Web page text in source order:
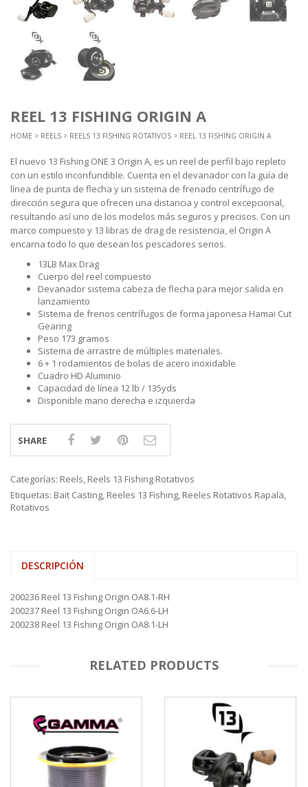
REEL 13 FISHING ORIGIN A
HOME > REELS > REELS 13 FISHING ROTATIVOS > REEL 13 FISHING ORIGIN A
El nuevo 13 Fishing ONE 3 Origin A, es un reel de perfil bajo repleto
con un estilo inconfundible. Cuenta en el devanador con la guía de
línea de punta de flecha y un sistema de frenado centrífugo de
dirección segura que ofrecen una distancia y control excepcional,
resultando así uno de los modelos más seguros y precisos. Con un
marco compuesto y 13 libras de drag de resistencia, el Origin A
encarna todo lo que desean los pescadores serios.
13LB Max Drag
Cuerpo del reel compuesto
Devanador sistema cabeza de flecha para mejor salida en
lanzamiento
Sistema de frenos centrífugos de forma japonesa Hamai Cut
Gearing
Peso 173 gramos
Sistema de arrastre de múltiples materiales.
6 + 1 rodamientos de bolas de acero inoxidable
Cuadro HD Aluminio
Capacidad de línea 12 lb / 135yds
Disponible mano derecha e izquierda
SHARE
Categorías: Reels, Reels 13 Fishing Rotativos
Etiquetas: Bait Casting, Reeles 13 Fishing, Reeles Rotativos Rapala,
Rotativos
DESCRIPCIÓN
200236 Reel 13 Fishing Origin OA8.1-RH
200237 Reel 13 Fishing Origin OA6.6-LH
200238 Reel 13 Fishing Origin OA8.1-LH
RELATED PRODUCTS